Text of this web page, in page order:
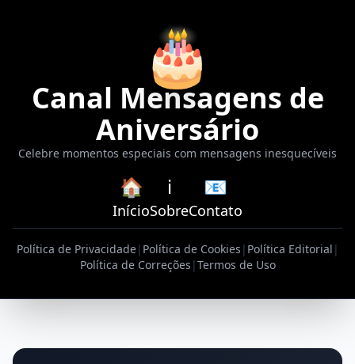
🎂
Canal Mensagens de
Aniversário
Celebre momentos especiais com mensagens inesquecíveis
🏠
Início
ℹ️
Sobre
📧
Contato
Política de Privacidade| Política de Cookies | Política Editorial |
Política de Correções |Termos de Uso